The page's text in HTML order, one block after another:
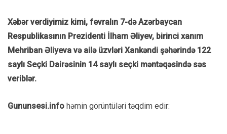
Xəbər verdiyimiz kimi, fevralın 7-də Azərbaycan
Respublikasının Prezidenti İlham Əliyev, birinci xanım
Mehriban Əliyeva və ailə üzvləri Xankəndi şəhərində 122
saylı Seçki Dairəsinin 14 saylı seçki məntəqəsində səs
veriblər.
Gununsesi.info həmin görüntüləri təqdim edir: